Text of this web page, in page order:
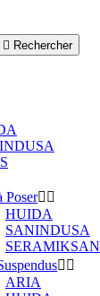
 Rechercher
Poser 
HUIDA
SANINDUSA
SERAMIKSAN
 
ARIA